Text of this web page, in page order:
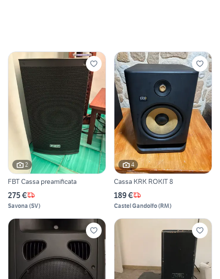
2
FBT Cassa preamificata
275 €
Savona (SV)
4
Cassa KRK ROKIT 8
189 €
Castel Gandolfo(RM)